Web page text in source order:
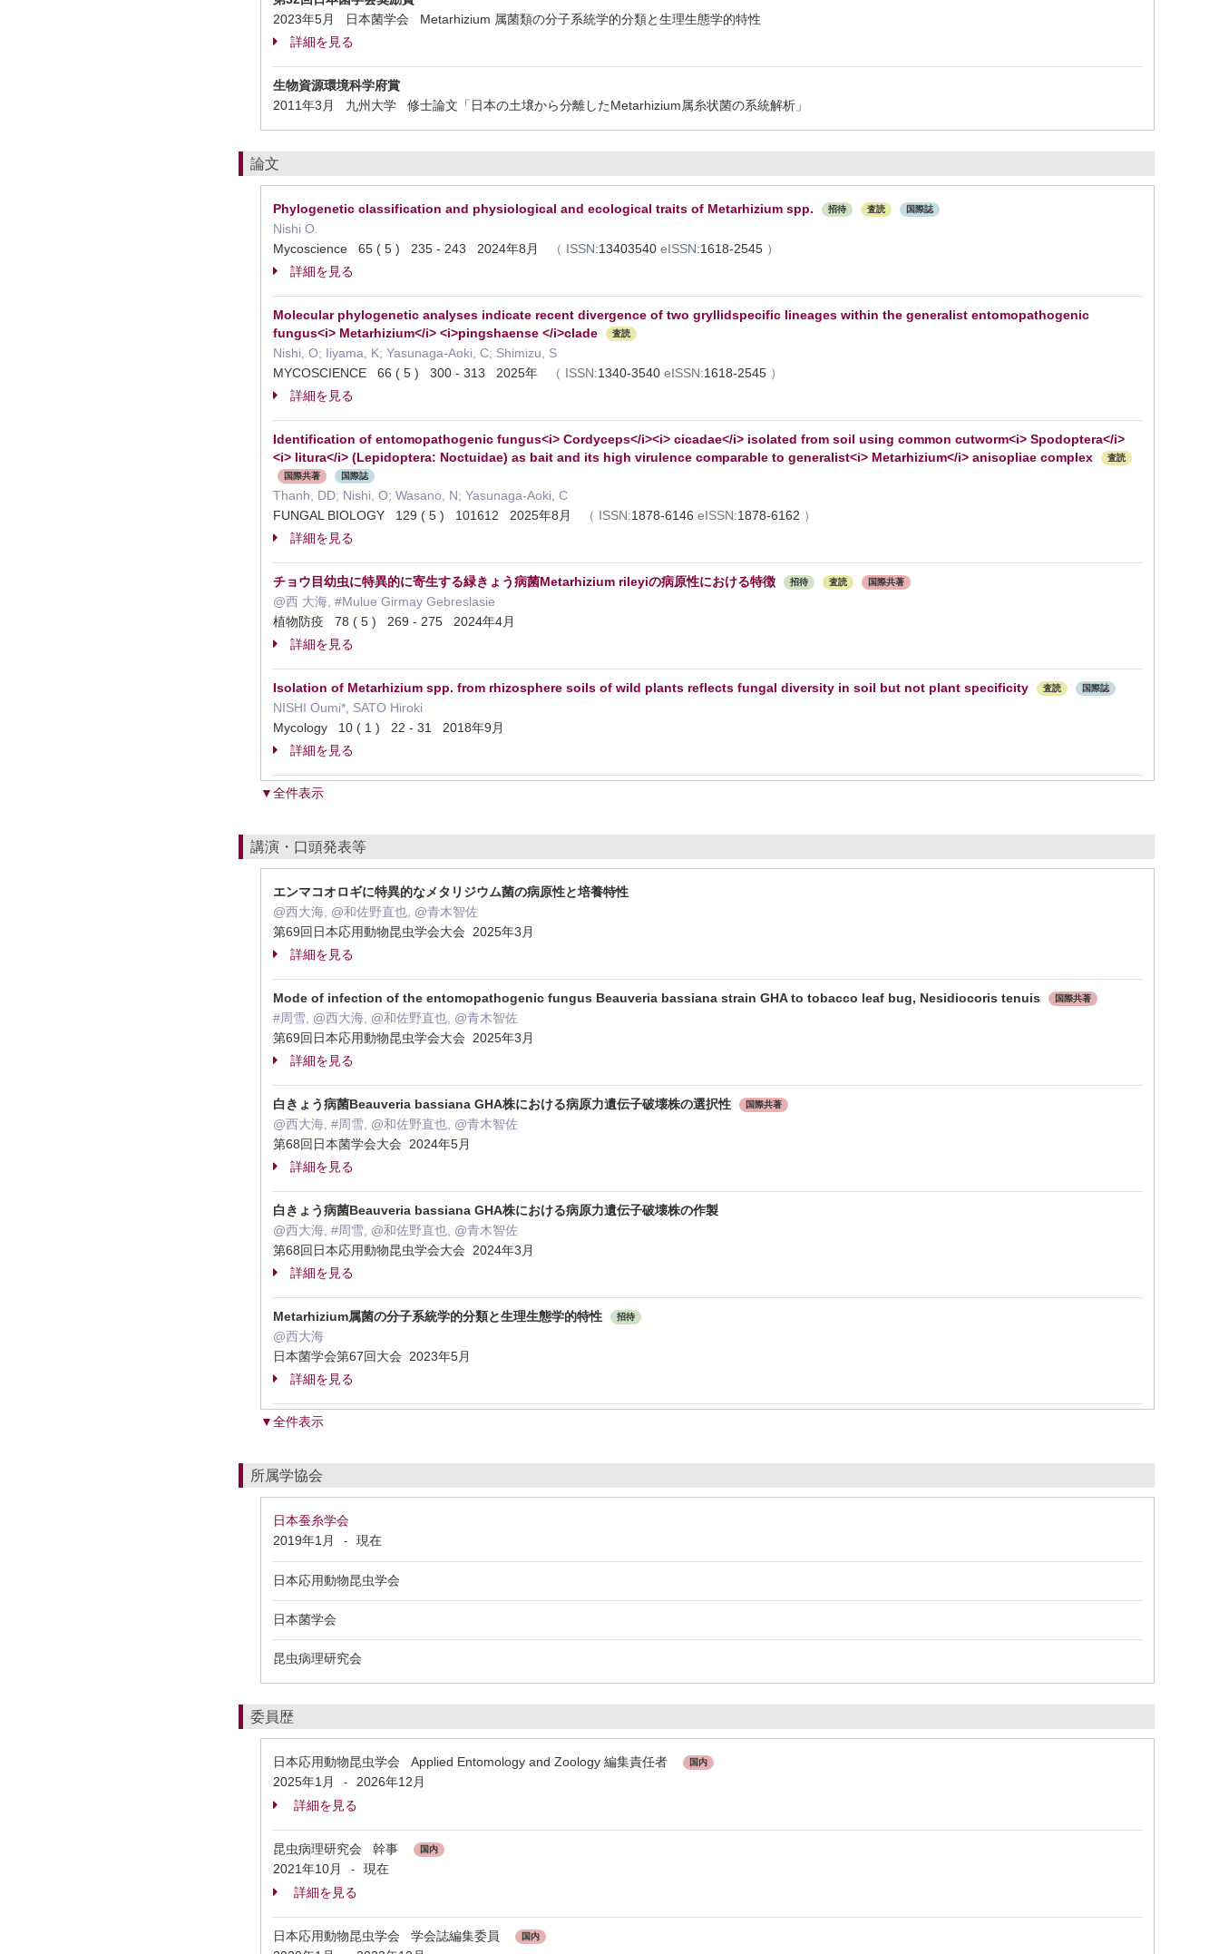
2023年5月 日本菌学会 Metarhizium 属菌類の分子系統学的分類と生理生態学的特性
詳細を見る
生物資源環境科学府賞
2011年3月 九州大学 修士論文「日本の土壌から分離したMetarhizium属糸状菌の系統解析」
論文
Phylogenetic classification and physiological and ecological traits of Metarhizium spp. 招待 査読 国際誌
Nishi O.
Mycoscience 65 ( 5 ) 235 - 243 2024年8月
（ ISSN:13403540 eISSN:1618-2545 ）
詳細を見る
Molecular phylogenetic analyses indicate recent divergence of two gryllidspecific lineages within the generalist entomopathogenic
fungus<i> Metarhizium</i> <i>pingshaense </i>clade
査読
Nishi, O; Iiyama, K; Yasunaga-Aoki, C; Shimizu, S
MYCOSCIENCE 66 ( 5 ) 300 - 313 2025年
（ ISSN:1340-3540 eISSN:1618-2545 ）
詳細を見る
Identification of entomopathogenic fungus<i> Cordyceps</i><i> cicadae</i> isolated from soil using common cutworm<i> Spodoptera</i>
<i> litura</i> (Lepidoptera: Noctuidae) as bait and its high virulence comparable to generalist<i> Metarhizium</i> anisopliae complex
査読
国際共著
国際誌
Thanh, DD; Nishi, O; Wasano, N; Yasunaga-Aoki, C
FUNGAL BIOLOGY 129 ( 5 ) 101612 2025年8月
（ ISSN:1878-6146 eISSN:1878-6162 ）
詳細を見る
チョウ目幼虫に特異的に寄生する緑きょう病菌Metarhizium rileyiの病原性における特徴 招待 査読 国際共著
@西 大海, #Mulue Girmay Gebreslasie
植物防疫 78 ( 5 ) 269 - 275 2024年4月
詳細を見る
Isolation of Metarhizium spp. from rhizosphere soils of wild plants reflects fungal diversity in soil but not plant specificity 査読 国際誌
NISHI Oumi*, SATO Hiroki
Mycology 10 ( 1 ) 22 - 31 2018年9月
詳細を見る
▼全件表示
講演・口頭発表等
エンマコオロギに特異的なメタリジウム菌の病原性と培養特性
@西大海, @和佐野直也, @青木智佐
第69回日本応用動物昆虫学会大会 2025年3月
詳細を見る
Mode of infection of the entomopathogenic fungus Beauveria bassiana strain GHA to tobacco leaf bug, Nesidiocoris tenuis 国際共著
#周雪, @西大海, @和佐野直也, @青木智佐
第69回日本応用動物昆虫学会大会 2025年3月
詳細を見る
白きょう病菌Beauveria bassiana GHA株における病原力遺伝子破壊株の選択性 国際共著
@西大海, #周雪, @和佐野直也, @青木智佐
第68回日本菌学会大会 2024年5月
詳細を見る
白きょう病菌Beauveria bassiana GHA株における病原力遺伝子破壊株の作製
@西大海, #周雪, @和佐野直也, @青木智佐
第68回日本応用動物昆虫学会大会 2024年3月
詳細を見る
Metarhizium属菌の分子系統学的分類と生理生態学的特性 招待
@西大海
日本菌学会第67回大会 2023年5月
詳細を見る
▼全件表示
所属学協会
日本蚕糸学会
2019年1月
- 現在
日本応用動物昆虫学会
日本菌学会
昆虫病理研究会
委員歴
日本応用動物昆虫学会 Applied Entomology and Zoology 編集責任者 国内
2025年1月 -
2026年12月
詳細を見る
昆虫病理研究会 幹事 国内
2021年10月 -
現在
詳細を見る
日本応用動物昆虫学会 学会誌編集委員 国内